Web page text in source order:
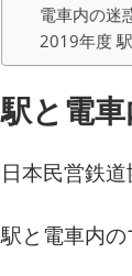
電車内の迷
2019年度
駅と電
日本民営鉄道
駅と電車内